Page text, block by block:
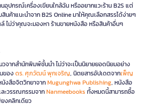
อุปกรณ์เครื่องเขียนใกล้ฉัน หรืออยากแวะร้าน B2S แต่
สินค้าแนะนำจาก B2S Online มาให้คุณเลือกสรรได้ง่ายๆ
ไม่ว่าคุณจะมองหา ร้านขายหนังสือ หรือสินค้าอื่นๆ
วจากสำนักพิมพ์ชั้นนำ ไม่ว่าจะเป็นนิยายยอดนิยมอย่าง
ของดร. ศุภวัฒน์ พุกเจริญ, นิตยสารอัปเดตจากเพ็ญ
งสือจิตวิทยาจากMugunghwa Publishing, หนังสือ
ะวรรณกรรมจากNanmeebooks ทั้งหมดนี้สามารถซื้อ
งคลิกเดียว